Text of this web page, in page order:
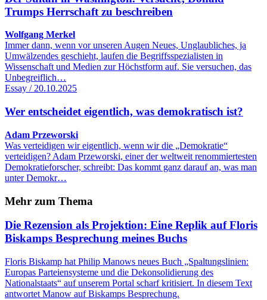
Trumps Herrschaft zu beschreiben
Wolfgang Merkel
Immer dann, wenn vor unseren Augen Neues, Unglaubliches, ja
Umwäl­zendes geschieht, laufen die Begriffsspezialisten in
Wissenschaft und Medien zur Höchstform auf. Sie versuchen, das
Unbegreiflich…
Essay / 20.10.2025
Wer entscheidet eigentlich, was demokratisch ist?
Adam Przeworski
Was verteidigen wir eigentlich, wenn wir die „Demokratie“
verteidigen? Adam Przeworski, einer der weltweit renommiertesten
Demokratieforscher, schreibt: Das kommt ganz darauf an, was man
unter Demokr…
Mehr zum Thema
Die Rezension als Projektion: Eine Replik auf Floris
Biskamps Besprechung meines Buchs
Floris Biskamp hat Philip Manows neues Buch „Spaltungslinien:
Europas Parteiensysteme und die Dekonsolidierung des
Nationalstaats“ auf unserem Portal scharf kritisiert. In diesem Text
antwortet Manow auf Biskamps Besprechung.